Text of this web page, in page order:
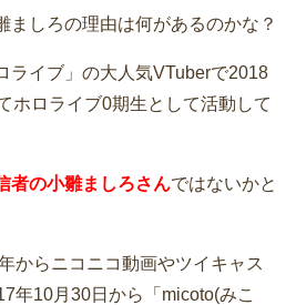
ましろの理由は何があるのかな？
ライブ」の大人気VTuberで2018
ホロライブ0期生として活動して
者の小雛ましろさんではないかと
からニコニコ動画やツイキャス
年10月30日から「micoto(みこ